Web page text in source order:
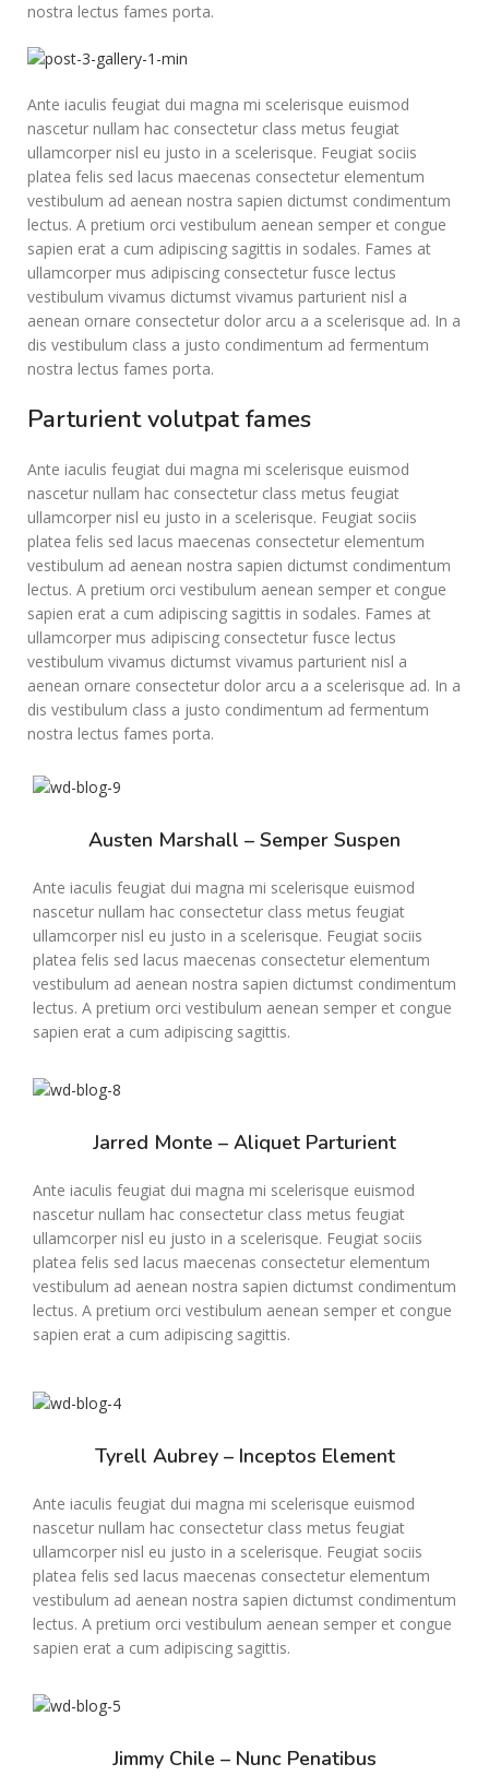
nostra lectus fames porta.
Ante iaculis feugiat dui magna mi scelerisque euismod
nascetur nullam hac consectetur class metus feugiat
ullamcorper nisl eu justo in a scelerisque. Feugiat sociis
platea felis sed lacus maecenas consectetur elementum
vestibulum ad aenean nostra sapien dictumst condimentum
lectus. A pretium orci vestibulum aenean semper et congue
sapien erat a cum adipiscing sagittis in sodales. Fames at
ullamcorper mus adipiscing consectetur fusce lectus
vestibulum vivamus dictumst vivamus parturient nisl a
aenean ornare consectetur dolor arcu a a scelerisque ad. In a
dis vestibulum class a justo condimentum ad fermentum
nostra lectus fames porta.
Parturient volutpat fames
Ante iaculis feugiat dui magna mi scelerisque euismod
nascetur nullam hac consectetur class metus feugiat
ullamcorper nisl eu justo in a scelerisque. Feugiat sociis
platea felis sed lacus maecenas consectetur elementum
vestibulum ad aenean nostra sapien dictumst condimentum
lectus. A pretium orci vestibulum aenean semper et congue
sapien erat a cum adipiscing sagittis in sodales. Fames at
ullamcorper mus adipiscing consectetur fusce lectus
vestibulum vivamus dictumst vivamus parturient nisl a
aenean ornare consectetur dolor arcu a a scelerisque ad. In a
dis vestibulum class a justo condimentum ad fermentum
nostra lectus fames porta.
Austen Marshall – Semper Suspen
Ante iaculis feugiat dui magna mi scelerisque euismod
nascetur nullam hac consectetur class metus feugiat
ullamcorper nisl eu justo in a scelerisque. Feugiat sociis
platea felis sed lacus maecenas consectetur elementum
vestibulum ad aenean nostra sapien dictumst condimentum
lectus. A pretium orci vestibulum aenean semper et congue
sapien erat a cum adipiscing sagittis.
Jarred Monte – Aliquet Parturient
Ante iaculis feugiat dui magna mi scelerisque euismod
nascetur nullam hac consectetur class metus feugiat
ullamcorper nisl eu justo in a scelerisque. Feugiat sociis
platea felis sed lacus maecenas consectetur elementum
vestibulum ad aenean nostra sapien dictumst condimentum
lectus. A pretium orci vestibulum aenean semper et congue
sapien erat a cum adipiscing sagittis.
Tyrell Aubrey – Inceptos Element
Ante iaculis feugiat dui magna mi scelerisque euismod
nascetur nullam hac consectetur class metus feugiat
ullamcorper nisl eu justo in a scelerisque. Feugiat sociis
platea felis sed lacus maecenas consectetur elementum
vestibulum ad aenean nostra sapien dictumst condimentum
lectus. A pretium orci vestibulum aenean semper et congue
sapien erat a cum adipiscing sagittis.
Jimmy Chile – Nunc Penatibus